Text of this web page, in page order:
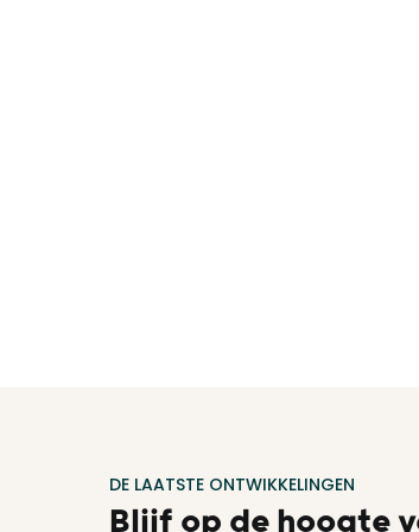
DE LAATSTE ONTWIKKELINGEN
Blijf op de hoogte